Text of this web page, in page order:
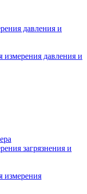
давления и
измерения давления и
загрязнения и
измерения